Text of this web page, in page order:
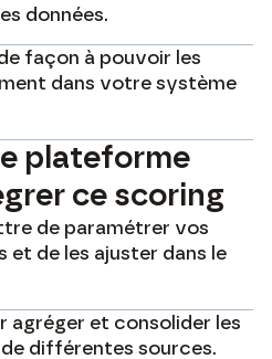
données.
façon à pouvoir les
dans votre système
plateforme
ce scoring
de paramétrer vos
et de les ajuster dans le
agréger et consolider les
de différentes sources.